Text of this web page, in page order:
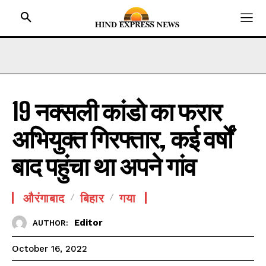
HOME
BIHAR
JHARKHAND
UTTAR PRADESH
MADHYA PRADESH
INTERNATIONAL
NATIONAL NEWS
CRIME NEWS
19 नक्सली कांडो का फरार
अभियुक्त गिरफ्तार, कई वर्षों
बाद पहुंचा था अपने गांव
औरंगाबाद बिहार गया
AUTHOR: Editor
October 16, 2022